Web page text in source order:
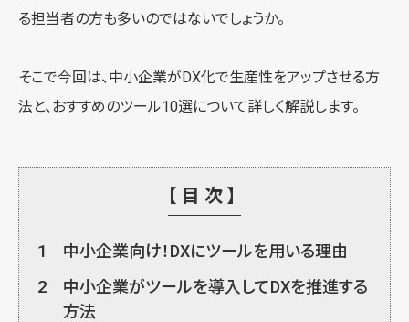
る担当者の方も多いのではないでしょうか。
そこで今回は、中小企業がDX化で生産性をアップさせる方
法と、おすすめのツール10選について詳しく解説します。
【目次】
1 中小企業向け！DXにツールを用いる理由
2
中小企業がツールを導入してDXを推進する
方法